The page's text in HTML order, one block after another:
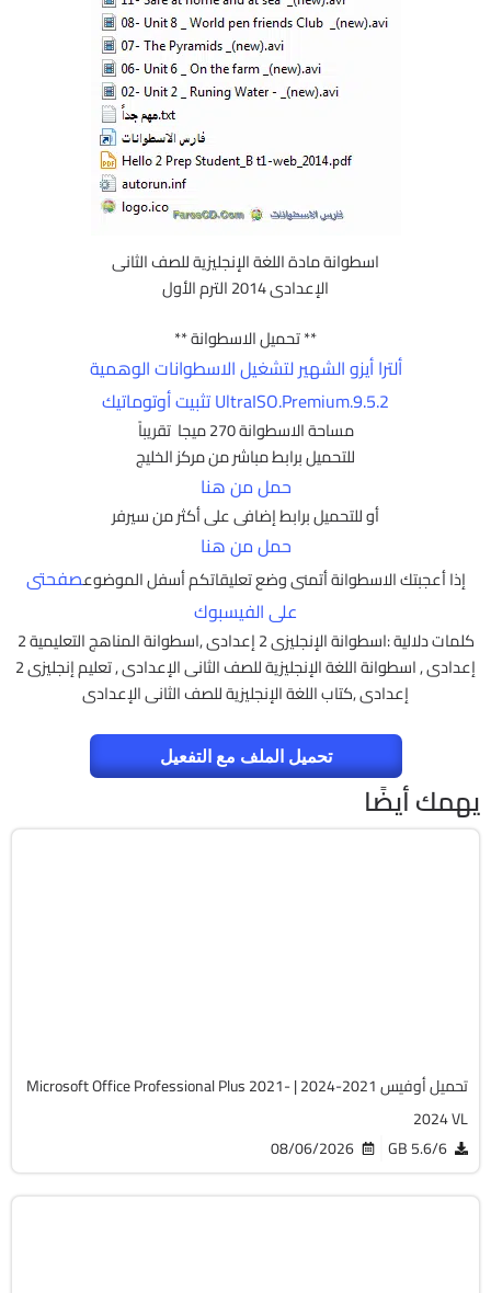
اسطوانة مادة اللغة الإنجليزية للصف الثانى
الإعدادى 2014 الترم الأول
** تحميل الاسطوانة **
ألترا أيزو الشهير لتشغيل الاسطوانات الوهمية
UltraISO.Premium.9.5.2 تثبيت أوتوماتيك
مساحة الاسطوانة 270 ميجا تقريباً
للتحميل برابط مباشر من مركز الخليج
حمل من هنا
أو للتحميل برابط إضافى على أكثر من سيرفر
حمل من هنا
إذا أعجبتك الاسطوانة أتمنى وضع تعليقاتكم أسفل الموضوعصفحتى
على الفيسبوك
كلمات دلالية :اسطوانة الإنجليزى 2 إعدادى ,اسطوانة المناهج التعليمية 2
إعدادى , اسطوانة اللغة الإنجليزية للصف الثانى الإعدادى , تعليم إنجليزى 2
إعدادى ,كتاب اللغة الإنجليزية للصف الثانى الإعدادى
تحميل الملف مع التفعيل
يهمك أيضًا
تحميل أوفيس 2021-2024 | Microsoft Office Professional Plus 2021-
2024 VL
5.6/6 GB
08/06/2026